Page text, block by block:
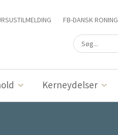
FB-DANSK RONING
Kerneydelser